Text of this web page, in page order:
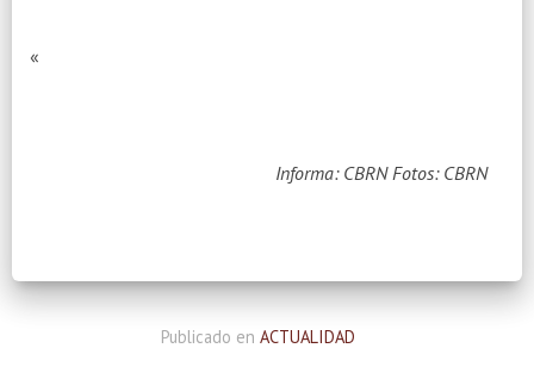
«
Informa: CBRN Fotos: CBRN
Publicado enACTUALIDAD